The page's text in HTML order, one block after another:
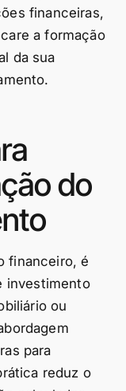
financeiras,
a formação
da sua
do
financeiro, é
investimento
ou
para
reduz o